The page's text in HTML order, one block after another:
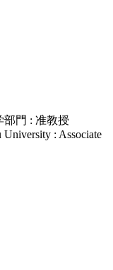
門 : 准教授
: Associate